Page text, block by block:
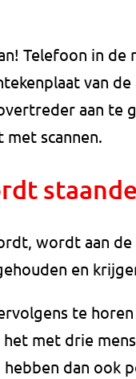
Telefoon in
van
aan te
scannen.
wordt aan de
en
te
het met drie
hebben dan ook